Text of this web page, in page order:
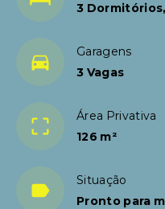
3
Garagens
3 Vagas
Área Privativa
126 m²
Situação
Pronto para